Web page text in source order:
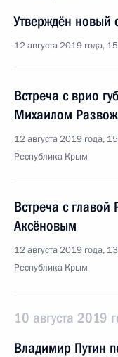
Утверждён новый
12 августа 2019 года,
Встреча с врио
Михаилом
12 августа 2019 года,
Республика Крым
Встреча с
Аксёновым
12 августа 2019 года,
Республика Крым
10 августа 2019
Владимир Путин